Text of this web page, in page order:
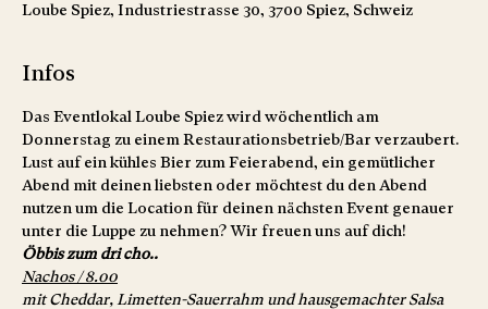
Loube Spiez, Industriestrasse 30, 3700 Spiez, Schweiz
Infos
Das Eventlokal Loube Spiez wird wöchentlich am
Donnerstag zu einem Restaurationsbetrieb/Bar verzaubert.
Lust auf ein kühles Bier zum Feierabend, ein gemütlicher
Abend mit deinen liebsten oder möchtest du den Abend
nutzen um die Location für deinen nächsten Event genauer
unter die Luppe zu nehmen? Wir freuen uns auf dich!
Öbbis zum dri cho..
Nachos / 8.00
mit Cheddar, Limetten-Sauerrahm und hausgemachter Salsa